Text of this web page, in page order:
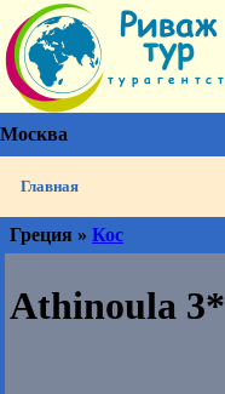
Москва
Главная
Греция » Кос
Athinoula 3*